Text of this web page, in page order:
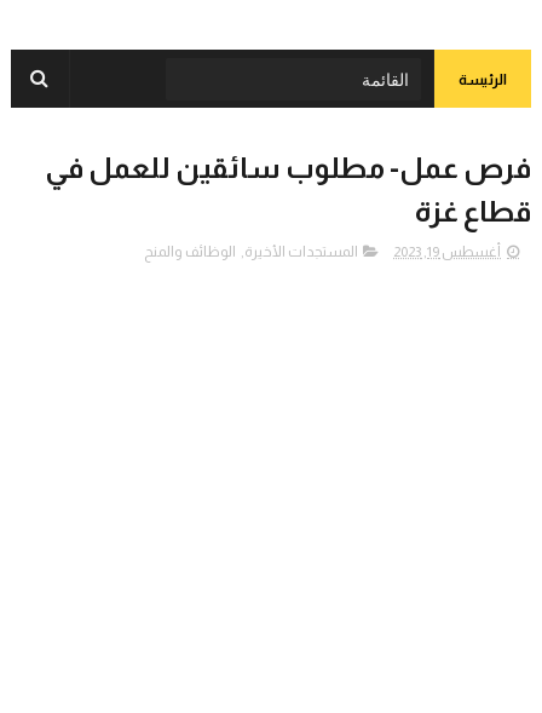
الرئيسة
فرص عمل- مطلوب سائقين للعمل في
قطاع غزة
أغسطس 19, 2023 المستجدات الأخيرة, الوظائف والمنح